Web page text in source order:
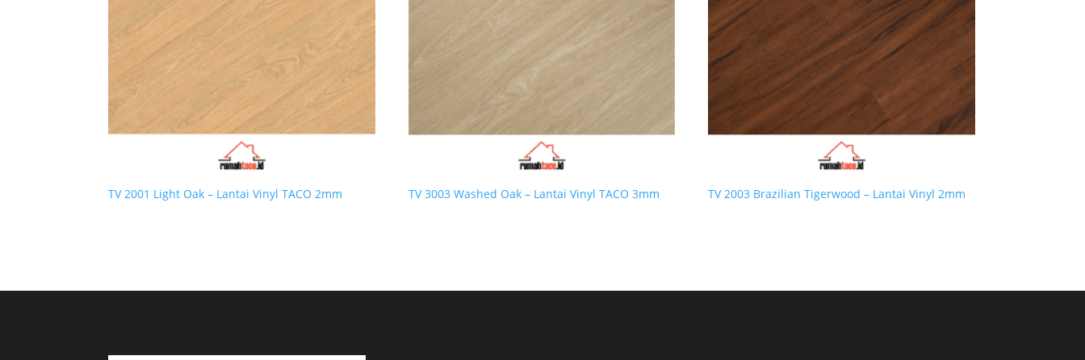
TV 2001 Light Oak – Lantai Vinyl TACO 2mm TV 3003 Washed Oak – Lantai Vinyl TACO 3mm TV 2003 Brazilian Tigerwood – Lantai Vinyl 2mm